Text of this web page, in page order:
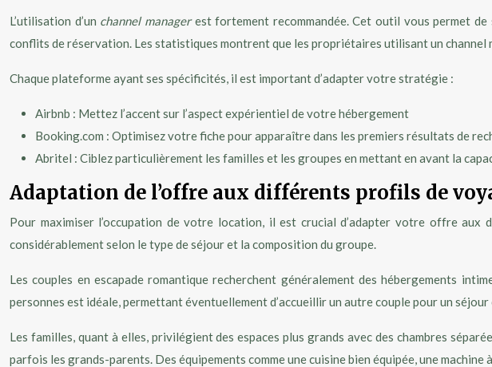
L’utilisation d’un channel managerest fortement recommandée. Cet outil vous permet
conflits de réservation. Les statistiques montrent que les propriétaires utilisant un channel
Chaque plateforme ayant ses spécificités, il est important d’adapter votre stratégie :
Airbnb : Mettez l’accent sur l’aspect expérientiel de votre hébergement
Booking.com : Optimisez votre fiche pour apparaître dans les premiers résultats de
Abritel : Ciblez particulièrement les familles et les groupes en mettant en avant la
Adaptation de l’offre aux différents profils de
Pour maximiser l’occupation de votre location, il est crucial d’adapter votre offre
considérablement selon le type de séjour et la composition du groupe.
Les couples en escapade romantique recherchent généralement des hébergements
personnes est idéale, permettant éventuellement d’accueillir un autre couple pour un séjour
Les familles, quant à elles, privilégient des espaces plus grands avec des chambres
parfois les grands-parents. Des équipements comme une cuisine bien équipée, une